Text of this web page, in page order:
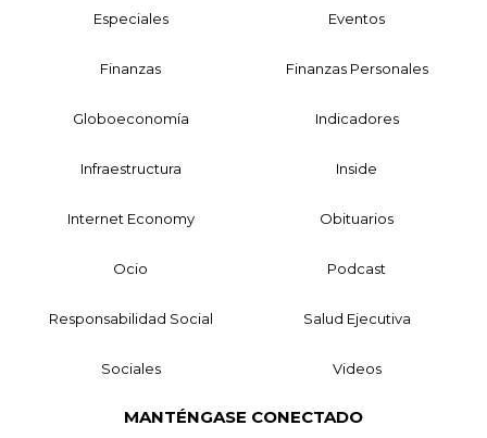
Especiales Eventos
Finanzas Finanzas Personales
Globoeconomía Indicadores
Infraestructura Inside
Internet Economy Obituarios
Ocio Podcast
Responsabilidad Social Salud Ejecutiva
Sociales Videos
MANTÉNGASE CONECTADO